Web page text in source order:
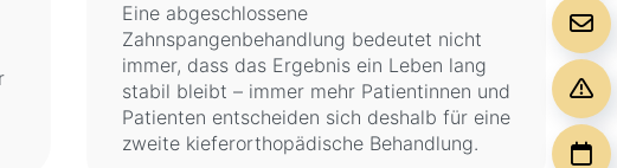
Eine abgeschlossene
Zahnspangenbehandlung bedeutet nicht
immer, dass das Ergebnis ein Leben lang
stabil bleibt – immer mehr Patientinnen und
Patienten entscheiden sich deshalb für eine
zweite kieferorthopädische Behandlung.